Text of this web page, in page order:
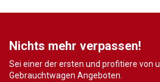
Nichts mehr verpassen!
Sei einer der ersten und profitiere von
Gebrauchtwagen Angeboten.